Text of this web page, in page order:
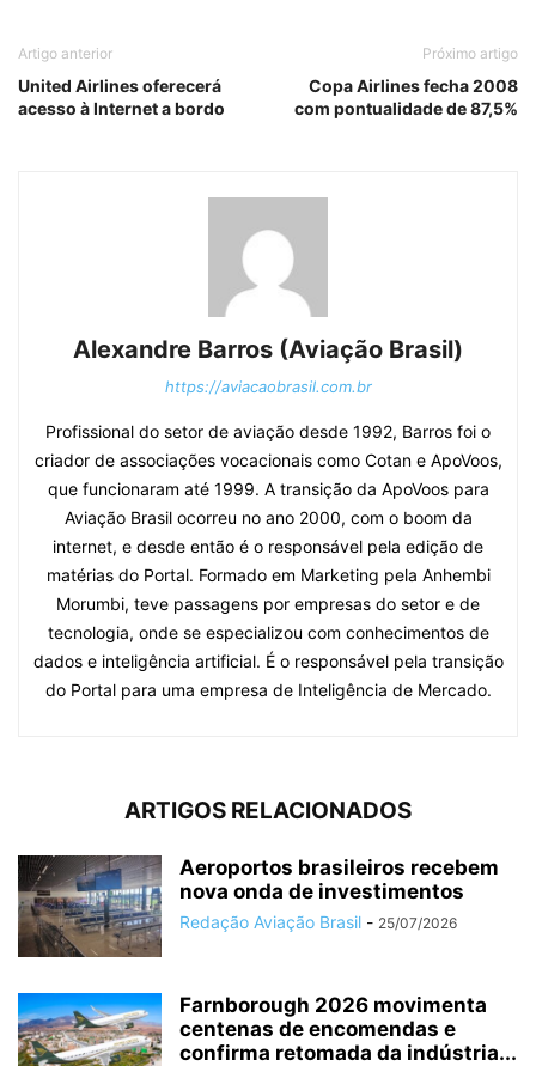
Artigo anterior
United Airlines oferecerá
acesso à Internet a bordo
Próximo artigo
Copa Airlines fecha 2008
com pontualidade de 87,5%
Alexandre Barros (Aviação Brasil)
https://aviacaobrasil.com.br
Profissional do setor de aviação desde 1992, Barros foi o
criador de associações vocacionais como Cotan e ApoVoos,
que funcionaram até 1999. A transição da ApoVoos para
Aviação Brasil ocorreu no ano 2000, com o boom da
internet, e desde então é o responsável pela edição de
matérias do Portal. Formado em Marketing pela Anhembi
Morumbi, teve passagens por empresas do setor e de
tecnologia, onde se especializou com conhecimentos de
dados e inteligência artificial. É o responsável pela transição
do Portal para uma empresa de Inteligência de Mercado.
ARTIGOS RELACIONADOS
Aeroportos brasileiros recebem
nova onda de investimentos
Redação Aviação Brasil - 25/07/2026
Farnborough 2026 movimenta
centenas de encomendas e
confirma retomada da indústria...